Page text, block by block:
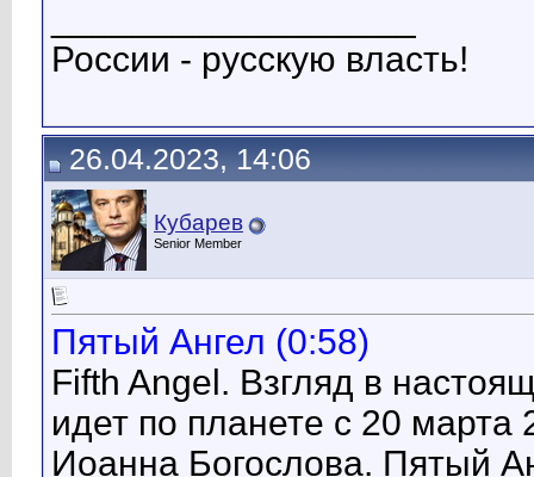
России - русскую власть!
26.04.2023, 14:06
Кубарев
Senior Member
Пятый Ангел (0:58)
Fifth Angel. Взгляд в
идет по планете с 20 марта
Иоанна Богослова. Пятый